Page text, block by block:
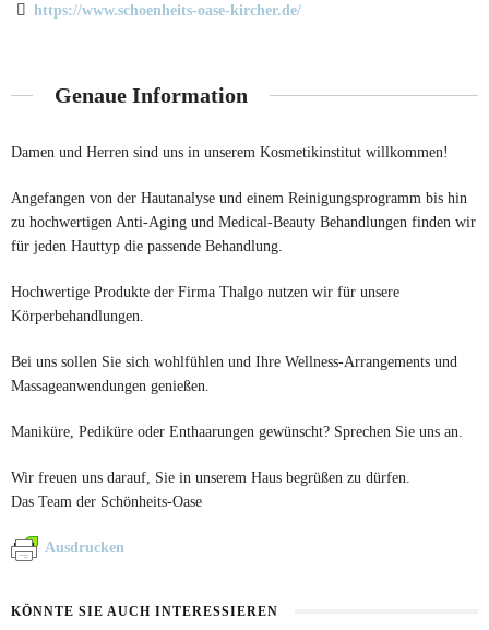
https://www.schoenheits-oase-kircher.de/
Genaue Information
Damen und Herren sind uns in unserem Kosmetikinstitut willkommen!
Angefangen von der Hautanalyse und einem Reinigungsprogramm bis hin
zu hochwertigen Anti-Aging und Medical-Beauty Behandlungen finden wir
für jeden Hauttyp die passende Behandlung.
Hochwertige Produkte der Firma Thalgo nutzen wir für unsere
Körperbehandlungen.
Bei uns sollen Sie sich wohlfühlen und Ihre Wellness-Arrangements und
Massageanwendungen genießen.
Maniküre, Pediküre oder Enthaarungen gewünscht? Sprechen Sie uns an.
Wir freuen uns darauf, Sie in unserem Haus begrüßen zu dürfen.
Das Team der Schönheits-Oase
Ausdrucken
KÖNNTE SIE AUCH INTERESSIEREN